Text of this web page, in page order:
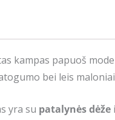
kampas papuoš
bei leis
yra su patalynės dėže